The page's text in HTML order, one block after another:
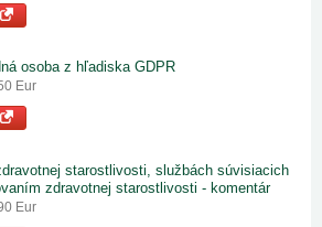
osoba z hľadiska GDPR
Eur
starostlivosti, službách súvisiacich
zdravotnej starostlivosti - komentár
Eur